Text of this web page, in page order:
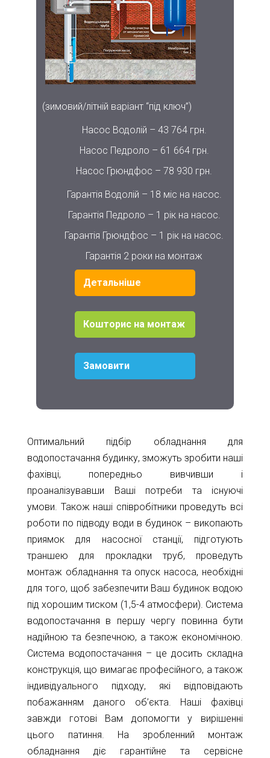
(зимовий/літній варіант “під ключ”)
Насос Водолій – 43 764 грн.
Насос Педроло – 61 664 грн.
Насос Грюндфос – 78 930 грн.
Гарантія Водолій – 18 міс на насос.
Гарантія Педроло – 1 рік на насос.
Гарантія Грюндфос – 1 рік на насос.
Гарантія 2 роки на монтаж
Детальніше
Кошторис на монтаж
Замовити
Оптимальний підбір обладнання для
водопостачання будинку, зможуть зробити наші
фахівці, попередньо вивчивши і
проаналізувавши Ваші потреби та існуючі
умови. Також наші співробітники проведуть всі
роботи по підводу води в будинок – викопають
приямок для насосної станції, підготують
траншею для прокладки труб, проведуть
монтаж обладнання та опуск насоса, необхідні
для того, щоб забезпечити Ваш будинок водою
під хорошим тиском (1,5-4 атмосфери). Система
водопостачання в першу чергу повинна бути
надійною та безпечною, а також економічною.
Система водопостачання – це досить складна
конструкція, що вимагає професійного, а також
індивідуального підходу, які відповідають
побажанням даного об’єкта. Наші фахівці
завжди готові Вам допомогти у вирішенні
цього патиння. На зробленний монтаж
обладнання діє гарантійне та сервісне